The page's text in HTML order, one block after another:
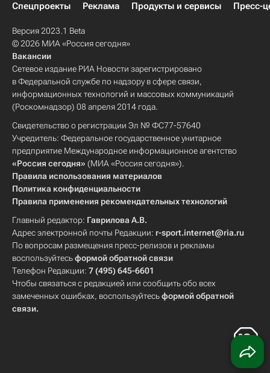
Спецпроекты
Реклама Продукты и сервисы Пресс-
Версия 2023.1 Beta
© 2026 МИА «Россия сегодня»
Вакансии
Сетевое издание РИА Новости зарегистрировано
в Федеральной службе по надзору в сфере связи,
информационных технологий и массовых коммуникаций
(Роскомнадзор) 08 апреля 2014 года.
Свидетельство о регистрации Эл № ФС77-57640
Учредитель: Федеральное государственное унитарное
предприятие Международное информационное агентство
«Россия сегодня» (МИА «Россия сегодня»).
Правила использования материалов
Политика конфиденциальности
Правила применения рекомендательных технологий
Главный редактор: Гаврилова А.В.
Адрес электронной почты Редакции: r-sport.internet@ria.ru
По вопросам размещения пресс-релизов и рекламы
воспользуйтесьформой обратной связи
Телефон Редакции: 7 (495) 645-6601
Чтобы связаться с редакцией или сообщить обо всех
замеченных ошибках, воспользуйтесьформой обратной
связи.